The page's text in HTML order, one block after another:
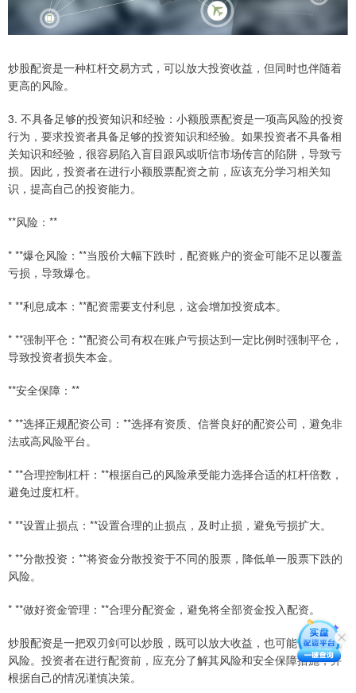
炒股配资是一种杠杆交易方式，可以放大投资收益，但同时也伴随着
更高的风险。
3. 不具备足够的投资知识和经验：小额股票配资是一项高风险的投资
行为，要求投资者具备足够的投资知识和经验。如果投资者不具备相
关知识和经验，很容易陷入盲目跟风或听信市场传言的陷阱，导致亏
损。因此，投资者在进行小额股票配资之前，应该充分学习相关知
识，提高自己的投资能力。
**风险：**
* **爆仓风险：**当股价大幅下跌时，配资账户的资金可能不足以覆盖
亏损，导致爆仓。
* **利息成本：**配资需要支付利息，这会增加投资成本。
* **强制平仓：**配资公司有权在账户亏损达到一定比例时强制平仓，
导致投资者损失本金。
**安全保障：**
* **选择正规配资公司：**选择有资质、信誉良好的配资公司，避免非
法或高风险平台。
* **合理控制杠杆：**根据自己的风险承受能力选择合适的杠杆倍数，
避免过度杠杆。
* **设置止损点：**设置合理的止损点，及时止损，避免亏损扩大。
* **分散投资：**将资金分散投资于不同的股票，降低单一股票下跌的
风险。
* **做好资金管理：**合理分配资金，避免将全部资金投入配资。
炒股配资是一把双刃剑可以炒股，既可以放大收益，也可能带来巨大
风险。投资者在进行配资前，应充分了解其风险和安全保障措施，并
根据自己的情况谨慎决策。